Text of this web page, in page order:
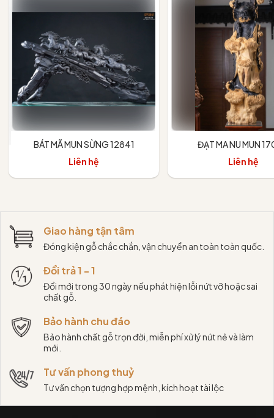
BÁT MÃ MUN SỪNG 12841
Liên hệ
ĐẠT MA NU MUN
Liên hệ
Giao hàng tận tâm
Đóng kiện gỗ chắc chắn, vận chuyển an toàn toàn quốc.
Đổi trả 1 - 1
Đổi mới trong 30 ngày nếu phát hiện lỗi nứt vỡ hoặc sai
chất gỗ.
Bảo hành chu đáo
Bảo hành chất gỗ trọn đời, miễn phí xử lý nứt nẻ và làm
mới.
Tư vấn phong thuỷ
Tư vấn chọn tượng hợp mệnh, kích hoạt tài lộc